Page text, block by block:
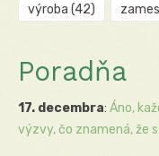
výroba (42)
Poradňa
17. decembra: Áno,
výzvy, čo znamená, že